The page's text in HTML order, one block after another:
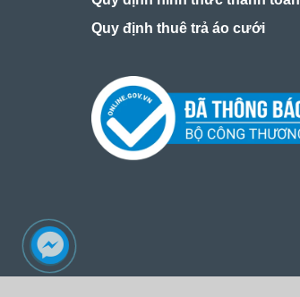
Quy định thuê trả áo cưới